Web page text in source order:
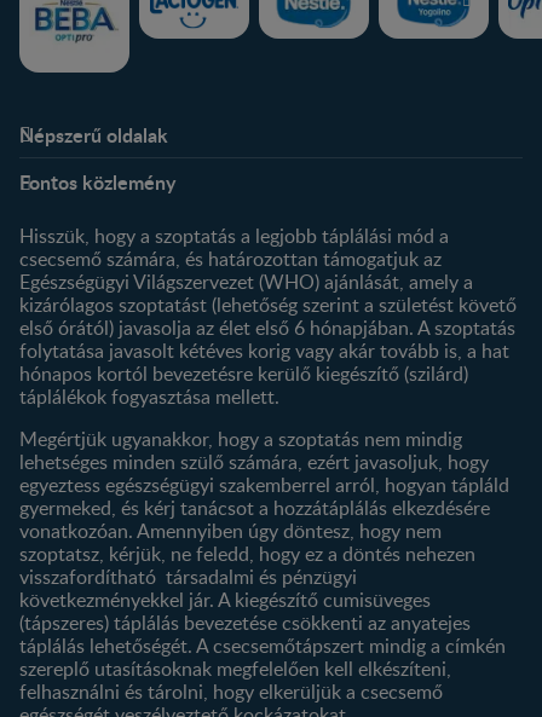
Népszerű oldalak
Kapcsolat
Történetünk
Profilom
Termékeink
Termék kereső
Fontos közlemény
Hisszük, hogy a szoptatás a legjobb táplálási mód a
csecsemő számára, és határozottan támogatjuk az
Egészségügyi Világszervezet (WHO) ajánlását, amely a
kizárólagos szoptatást (lehetőség szerint a születést követő
első órától) javasolja az élet első 6 hónapjában. A szoptatás
folytatása javasolt kétéves korig vagy akár tovább is, a hat
hónapos kortól bevezetésre kerülő kiegészítő (szilárd)
táplálékok fogyasztása mellett.
Megértjük ugyanakkor, hogy a szoptatás nem mindig
lehetséges minden szülő számára, ezért javasoljuk, hogy
egyeztess egészségügyi szakemberrel arról, hogyan tápláld
gyermeked, és kérj tanácsot a hozzátáplálás elkezdésére
vonatkozóan. Amennyiben úgy döntesz, hogy nem
szoptatsz, kérjük, ne feledd, hogy ez a döntés nehezen
visszafordítható társadalmi és pénzügyi
következményekkel jár. A kiegészítő cumisüveges
(tápszeres) táplálás bevezetése csökkenti az anyatejes
táplálás lehetőségét. A csecsemőtápszert mindig a címkén
szereplő utasításoknak megfelelően kell elkészíteni,
felhasználni és tárolni, hogy elkerüljük a csecsemő